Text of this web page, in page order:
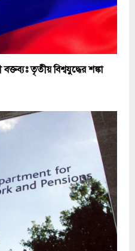
তৃতীয় বিশ্বযুদ্ধের শঙ্কা